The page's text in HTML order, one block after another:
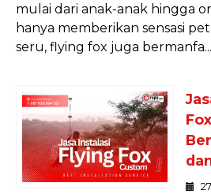
mulai dari anak-anak hingga
hanya memberikan sensasi
seru, flying fox juga bermanfa...